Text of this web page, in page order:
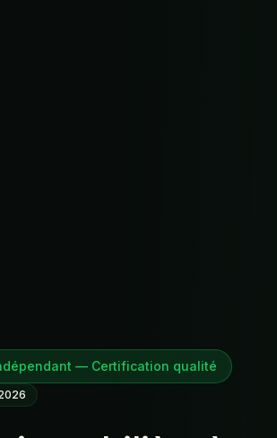
— Certification qualité